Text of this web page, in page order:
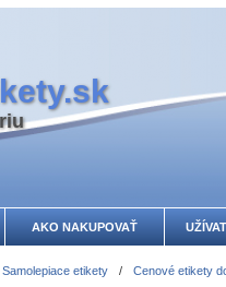
AKO NAKUPOVAŤ
Samolepiace etikety / Cenové etikety